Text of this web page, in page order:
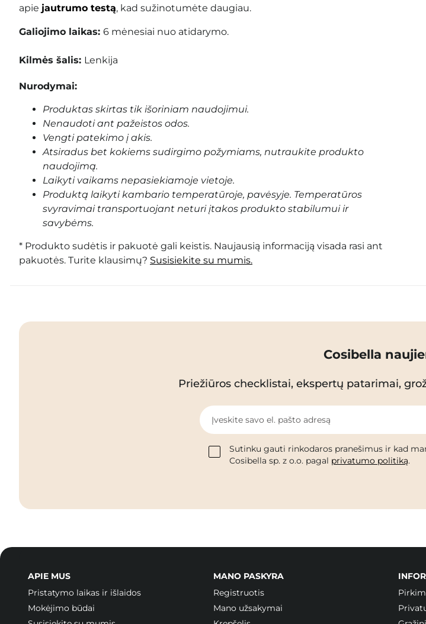
apie jautrumo testą, kad sužinotumėte daugiau.
Galiojimo laikas: 6 mėnesiai nuo atidarymo.
Kilmės šalis: Lenkija
Nurodymai:
Produktas skirtas tik išoriniam naudojimui.
Nenaudoti ant pažeistos odos.
Vengti patekimo į akis.
Atsiradus bet kokiems sudirgimo požymiams, nutraukite produkto
naudojimą.
Laikyti vaikams nepasiekiamoje vietoje.
Produktą laikyti kambario temperatūroje, pavėsyje. Temperatūros
svyravimai transportuojant neturi įtakos produkto stabilumui ir
savybėms.
* Produkto sudėtis ir pakuotė gali keistis. Naujausią informaciją visada rasi ant
pakuotės. Turite klausimų? Susisiekite su mumis.
Cosibella
Priežiūros checklistai, ekspertų patarimai,
Įveskite savo el. pašto adresą
Sutinku gauti rinkodaros pranešimus ir kad
Cosibella sp. z o.o. pagal privatumo politiką.
APIE MUS
Pristatymo laikas ir išlaidos
Mokėjimo būdai
MANO PASKYRA
Registruotis
Mano užsakymai